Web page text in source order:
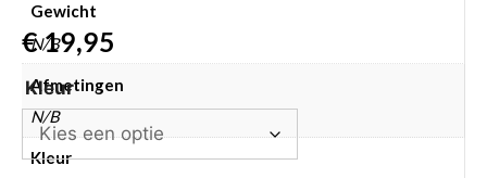
Gewicht
N/B
Afmetingen
N/B
Kleur
€19,95
Kleur